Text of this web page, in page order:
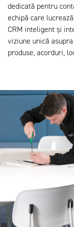
dedicată pentru
echipă care
CRM inteligent și
viziune unică
produse, acorduri,